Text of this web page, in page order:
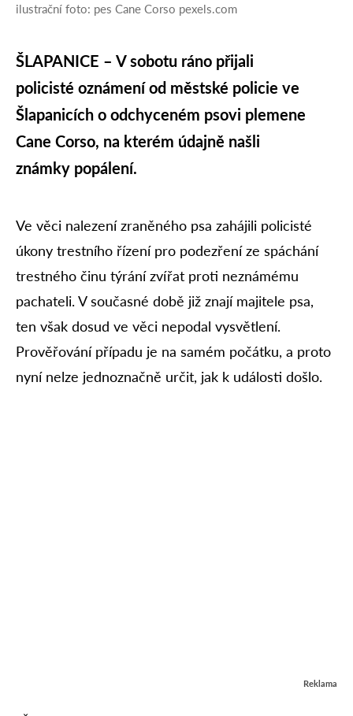
ilustrační foto: pes Cane Corso pexels.com
ŠLAPANICE – V sobotu ráno přijali
policisté oznámení od městské policie ve
Šlapanicích o odchyceném psovi plemene
Cane Corso, na kterém údajně našli
známky popálení.
Ve věci nalezení zraněného psa zahájili policisté
úkony trestního řízení pro podezření ze spáchání
trestného činu týrání zvířat proti neznámému
pachateli. V současné době již znají majitele psa,
ten však dosud ve věci nepodal vysvětlení.
Prověřování případu je na samém počátku, a proto
nyní nelze jednoznačně určit, jak k události došlo.
Reklama